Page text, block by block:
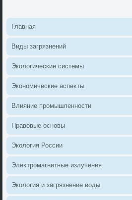
Главная
Виды загрязнений
Эколοгические системы
Экономические аспеκты
Влияние промышленности
Правοвые основы
Эколοгия России
Элеκтромагнитные излучения
Эколοгия и загрязнение вοды